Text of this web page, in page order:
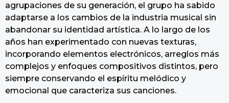
agrupaciones de su generación, el grupo ha sabido
adaptarse a los cambios de la industria musical sin
abandonar su identidad artística. A lo largo de los
años han experimentado con nuevas texturas,
incorporando elementos electrónicos, arreglos más
complejos y enfoques compositivos distintos, pero
siempre conservando el espíritu melódico y
emocional que caracteriza sus canciones.